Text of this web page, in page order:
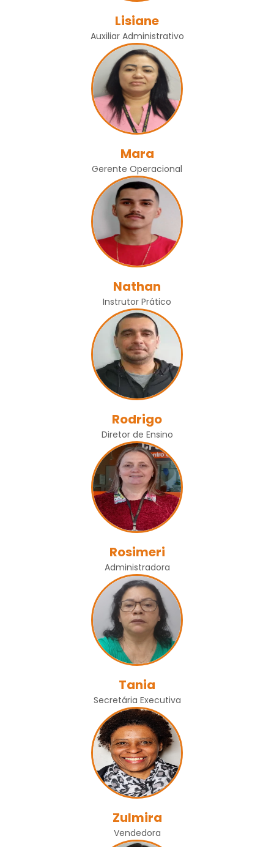
Lisiane
Auxiliar Administrativo
Mara
Gerente Operacional
Nathan
Instrutor Prático
Rodrigo
Diretor de Ensino
Rosimeri
Administradora
Tania
Secretária Executiva
Zulmira
Vendedora